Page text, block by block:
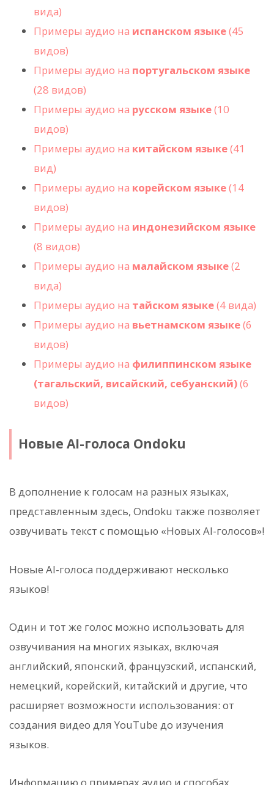
вида)
Примеры аудио на испанском языке(45
видов)
Примеры аудио на португальском языке
(28 видов)
Примеры аудио на русском языке(10
видов)
Примеры аудио на китайском языке(41
вид)
Примеры аудио на корейском языке(14
видов)
Примеры аудио на индонезийском языке
(8 видов)
Примеры аудио на малайском языке(2
вида)
Примеры аудио на тайском языке(4 вида)
Примеры аудио на вьетнамском языке(6
видов)
Примеры аудио на филиппинском языке
(тагальский, висайский, себуанский)(6
видов)
Новые AI-голоса Ondoku
В дополнение к голосам на разных языках,
представленным здесь, Ondoku также позволяет
озвучивать текст с помощью «Новых AI-голосов»!
Новые AI-голоса поддерживают несколько
языков!
Один и тот же голос можно использовать для
озвучивания на многих языках, включая
английский, японский, французский, испанский,
немецкий, корейский, китайский и другие, что
расширяет возможности использования: от
создания видео для YouTube до изучения
языков.